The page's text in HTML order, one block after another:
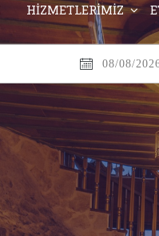
HİZMETLERİMİZ